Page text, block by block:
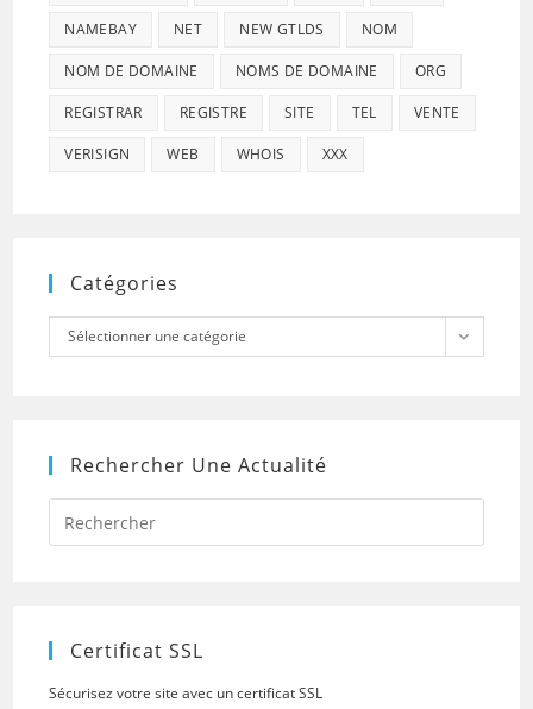
NAMEBAY NET NEW GTLDS NOM
NOM DE DOMAINE NOMS DE DOMAINE ORG
REGISTRAR REGISTRE SITE TEL VENTE
VERISIGN WEB WHOIS XXX
Catégories
Catégories
Sélectionner une catégorie
Rechercher Une Actualité
Press
to
Certificat SSL
Sécurisez votre site avec un certificat SSL